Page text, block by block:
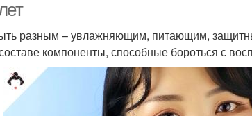
разным – увлажняющим, питающим,
компоненты, способные бороться с